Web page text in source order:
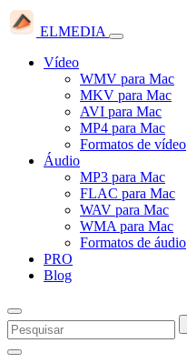
ELMEDIA
Vídeo
WMV para Mac
MKV para Mac
AVI para Mac
MP4 para Mac
Formatos de vídeo
Áudio
MP3 para Mac
FLAC para Mac
WAV para Mac
WMA para Mac
Formatos de áudio
PRO
Blog